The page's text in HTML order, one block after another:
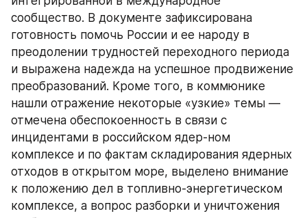
сообщество. В документе зафиксирована
готовность помочь России и ее народу в
преодолении трудностей переходного периода
и выражена надежда на успешное продвижение
преобразований. Кроме того, в коммюнике
нашли отражение некоторые «узкие» темы —
отмечена обеспокоенность в связи с
инцидентами в российском ядер-ном
комплексе и по фактам складирования ядерных
отходов в открытом море, выделено внимание
к положению дел в топливно-энергетическом
комплексе, а вопрос разборки и уничтожения